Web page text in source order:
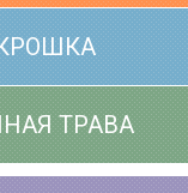
ТРАВА